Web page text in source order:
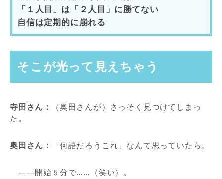
「１人目」は「２人目」に勝てない
自信は定期的に崩れる
そこが光って見えちゃう
寺田さん：
（奥田さんが）さっそく見つけてしまっ
た。
奥田さん： 「何語だろうこれ」なんて思っていたら。
――開始５分で……（笑い）。